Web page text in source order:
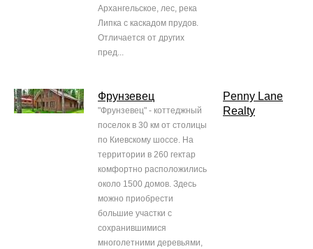
Архангельское, лес, река
Липка с каскадом прудов.
Отличается от других
пред...
Фрунзевец
"Фрунзевец" - коттеджный
поселок в 30 км от столицы
по Киевскому шоссе. На
территории в 260 гектар
комфортно расположились
около 1500 домов. Здесь
можно приобрести
большие участки с
сохранившимися
многолетними деревьями,
Penny Lane
Realty